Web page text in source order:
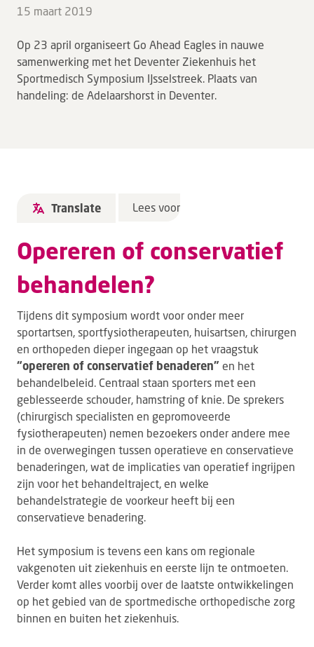
15 maart 2019
Op 23 april organiseert Go Ahead Eagles in nauwe
samenwerking met het Deventer Ziekenhuis het
Sportmedisch Symposium IJsselstreek. Plaats van
handeling: de Adelaarshorst in Deventer.
Translate Lees voor
Opereren of conservatief
behandelen?
Tijdens dit symposium wordt voor onder meer
sportartsen, sportfysiotherapeuten, huisartsen, chirurgen
en orthopeden dieper ingegaan op het vraagstuk
“opereren of conservatief benaderen” en het
behandelbeleid. Centraal staan sporters met een
geblesseerde schouder, hamstring of knie. De sprekers
(chirurgisch specialisten en gepromoveerde
fysiotherapeuten) nemen bezoekers onder andere mee
in de overwegingen tussen operatieve en conservatieve
benaderingen, wat de implicaties van operatief ingrijpen
zijn voor het behandeltraject, en welke
behandelstrategie de voorkeur heeft bij een
conservatieve benadering.
Het symposium is tevens een kans om regionale
vakgenoten uit ziekenhuis en eerste lijn te ontmoeten.
Verder komt alles voorbij over de laatste ontwikkelingen
op het gebied van de sportmedische orthopedische zorg
binnen en buiten het ziekenhuis.